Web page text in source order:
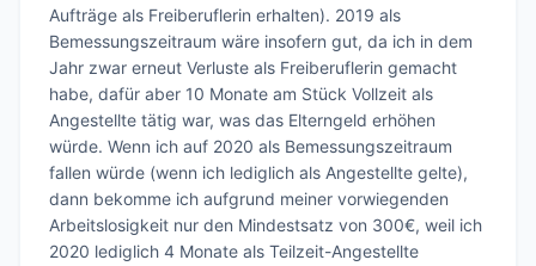
Aufträge als Freiberuflerin erhalten). 2019 als
Bemessungszeitraum wäre insofern gut, da ich in dem
Jahr zwar erneut Verluste als Freiberuflerin gemacht
habe, dafür aber 10 Monate am Stück Vollzeit als
Angestellte tätig war, was das Elterngeld erhöhen
würde. Wenn ich auf 2020 als Bemessungszeitraum
fallen würde (wenn ich lediglich als Angestellte gelte),
dann bekomme ich aufgrund meiner vorwiegenden
Arbeitslosigkeit nur den Mindestsatz von 300€, weil ich
2020 lediglich 4 Monate als Teilzeit-Angestellte